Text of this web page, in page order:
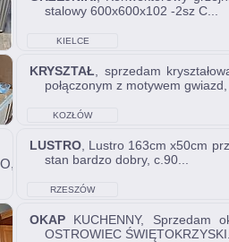
stalowy 600x600x102 -2sz C...
KIELCE
KRYSZTAŁ , sprzedam
połączonym z motywem gwiazd,
KOZŁÓW
LUSTRO , Lustro 163cm x50cm
stan bardzo dobry, c.90...
RZESZÓW
OKAP KUCHENNY, Sprzedam
OSTROWIEC